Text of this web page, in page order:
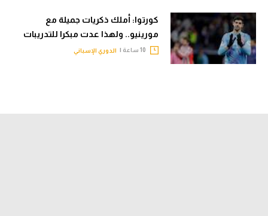
كورتوا: أملك ذكريات جميلة مع
مورينيو.. ولهذا عدت مبكرا للتدريبات
الدوري الإسباني